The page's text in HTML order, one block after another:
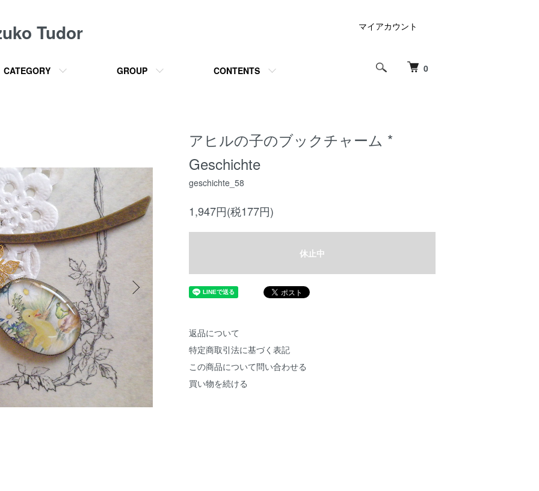
Tudor
0
CATEGORY GROUP CONTENTS
マイアカウント
アヒルの子のブックチャーム *
Geschichte
geschichte_58
1,947円(税177円)
休止中
返品について
特定商取引法に基づく表記
この商品について問い合わせる
買い物を続ける